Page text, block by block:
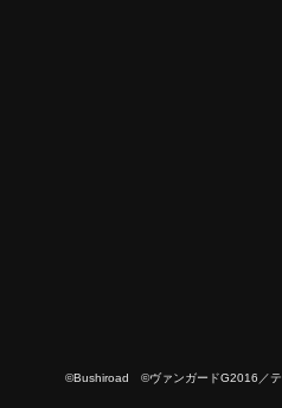
©Bushiroad ©ヴァンガードG2016／